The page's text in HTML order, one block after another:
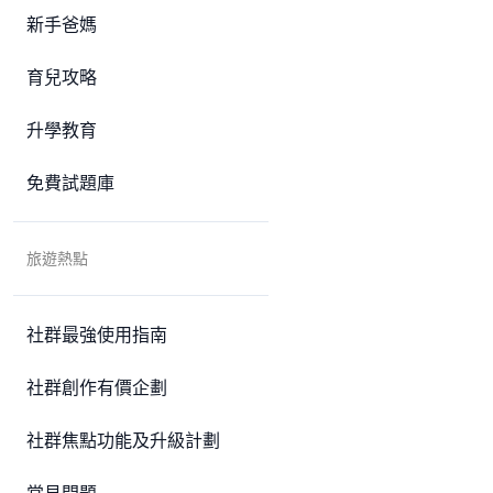
新手爸媽
育兒攻略
升學教育
免費試題庫
旅遊熱點
社群最強使用指南
社群創作有價企劃
社群焦點功能及升級計劃